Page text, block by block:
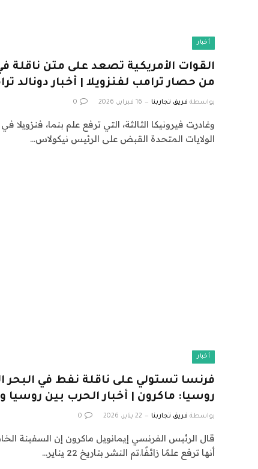
أخبار
القوات الأمريكية تصعد على متن ناقلة
من حصار ترامب لفنزويلا | أخبار دونالد
بواسطة فريق تجاربنا 16 فبراير، 2026 0
وغادرت فيرونيكا الثالثة، التي ترفع علم بنما،
الولايات المتحدة القبض على الرئيس نيكولاس…
أخبار
فرنسا تستولي على ناقلة نفط في
روسيا: ماكرون | أخبار الحرب بين روسيا
بواسطة فريق تجاربنا 22 يناير، 2026 0
قال الرئيس الفرنسي إيمانويل ماكرون إن السفينة
أنها ترفع علمًا زائفًا.تم النشر بتاريخ 22 يناير…